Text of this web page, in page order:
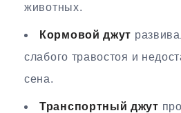
животных.
Кормовой джут
слабого травостоя и
сена.
Транспортный джут